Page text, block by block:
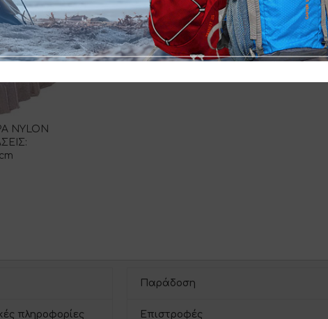
NYLON
πληροφορίες
Παράδοση
Επιστροφές